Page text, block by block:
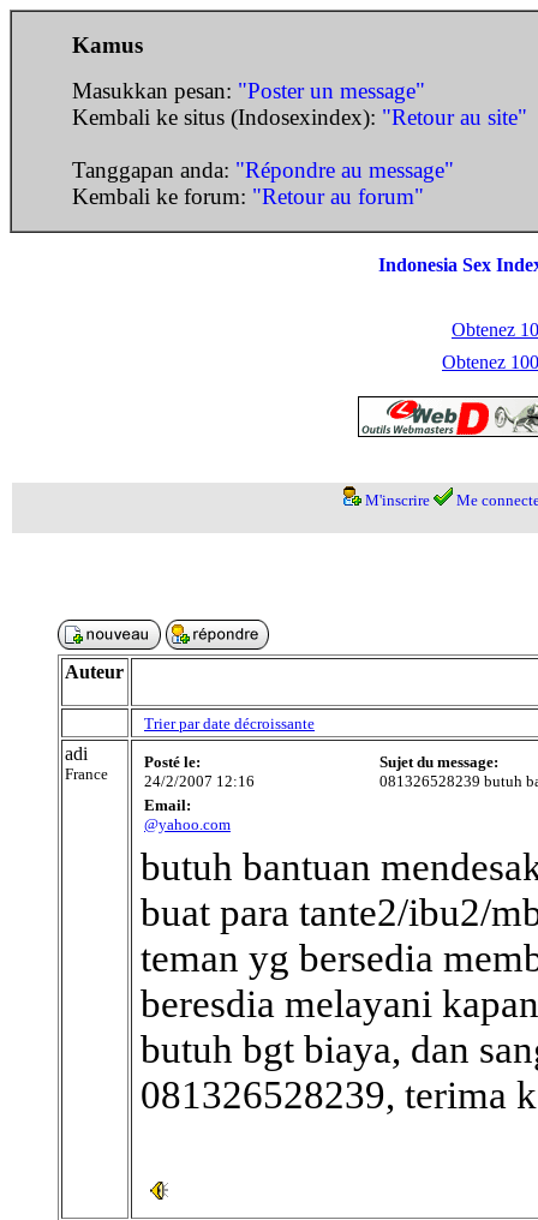
Kamus
Masukkan pesan: "Poster un message"
Kembali ke situs (Indosexindex): "Retour au site"
Tanggapan anda: "Répondre au message"
Kembali ke forum: "Retour au forum"
Indonesia Sex
Obtenez
Obtenez
M'inscrire Me
Auteur
Trier par date décroissante
adi
France
Posté le:
24/2/2007 12:16
Sujet du message:
081326528239 butuh
Email:
@yahoo.com
butuh bantuan
buat para tante2/ibu2/
teman yg bersedia
beresdia melayani
butuh bgt biaya, dan
081326528239, terima